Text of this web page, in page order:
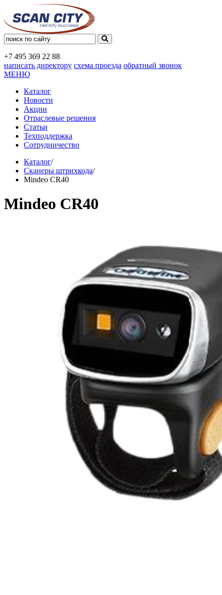
+7 495 369 22 88
написать директору схема проезда обратный звонок
МЕНЮ
Каталог
Новости
Акции
Отраслевые решения
Статьи
Техподдержка
Сотрудничество
Каталог/
Сканеры штрихкода/
Mindeo CR40
Mindeo CR40